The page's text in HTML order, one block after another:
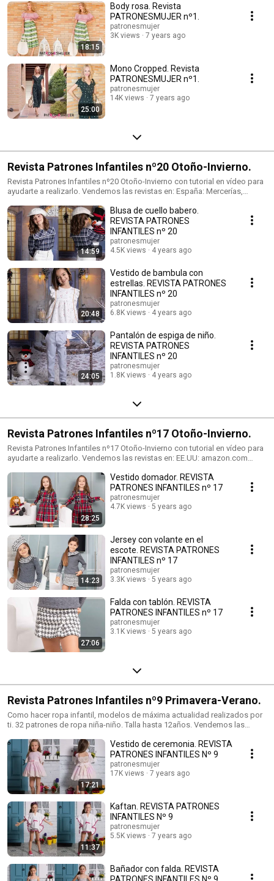
18:15
Body rosa. Revista
PATRONESMUJER nº1.
patronesmujer
3K views
7 years ago
25:00
Mono Cropped. Revista
PATRONESMUJER nº1.
patronesmujer
14K views
7 years ago
Revista Patrones Infantiles nº20 Otoño-Invierno.
Revista Patrones Infantiles nº20 Otoño-Invierno con tutorial en vídeo para
ayudarte a realizarlo. Vendemos las revistas en: España: Mercerías,
amazon.co.uk Italia: amazon.it Francia: amazon.fr Tienda de venta de
patrones: https://patronesmujer.com Facebook: http://goo.gl/wkkQTl
instagram: https://www.instagram.com/patronesmujer/
14:59
Blusa de cuello babero.
REVISTA PATRONES
INFANTILES nº 20
patronesmujer
4.5K views
4 years ago
20:48
Vestido de bambula con
estrellas. REVISTA PATRONES
INFANTILES nº 20
patronesmujer
6.8K views
4 years ago
24:05
Pantalón de espiga de niño.
REVISTA PATRONES
INFANTILES nº 20
patronesmujer
1.8K views
4 years ago
Revista Patrones Infantiles nº17 Otoño-Invierno.
Revista Patrones Infantiles nº17 Otoño-Invierno con tutorial en vídeo para
ayudarte a realizarlo. Vendemos las revistas en: EE.UU: amazon.com
Reino Unido: amazon.co.uk Italia: amazon.it Francia: amazon.fr Tienda de
venta de patrones: https://patronesmujer.com Facebook:
http://goo.gl/wkkQTl instagram:
https://www.instagram.com/patronesmujer/
28:25
Vestido domador. REVISTA
PATRONES INFANTILES nº 17
patronesmujer
4.7K views
5 years ago
14:23
Jersey con volante en el
escote. REVISTA PATRONES
INFANTILES nº 17
patronesmujer
3.3K views
5 years ago
27:06
Falda con tablón. REVISTA
PATRONES INFANTILES nº 17
patronesmujer
3.1K views
5 years ago
Revista Patrones Infantiles nº9 Primavera-Verano.
Como hacer ropa infantil, modelos de máxima actualidad realizados por
ti. 32 patrones de ropa niña-niño. Talla hasta 12años. Vendemos las
amazon.es Alemania: amazon.de Reino Unido: amazon.co.uk Italia:
amazon.it Francia: amazon.fr Más información en
https://patronesmujer.com
17:21
Vestido de ceremonia. REVISTA
PATRONES INFANTILES Nº 9
patronesmujer
17K views
7 years ago
11:37
Kaftan. REVISTA PATRONES
INFANTILES Nº 9
patronesmujer
5.5K views
7 years ago
Bañador con falda. REVISTA
PATRONES INFANTILES Nº 9